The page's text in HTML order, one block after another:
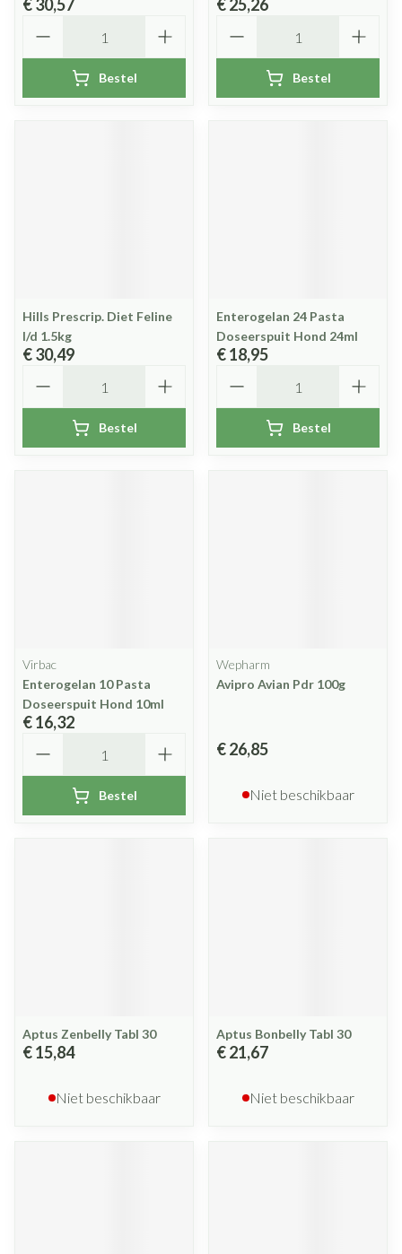
€ 30,57
Bestel
€ 25,26
Bestel
Hills Prescrip. Diet Feline
I/d 1.5kg
€ 30,49
Bestel
Enterogelan 24 Pasta
Doseerspuit Hond 24ml
€ 18,95
Bestel
Virbac
Enterogelan 10 Pasta
Doseerspuit Hond 10ml
€ 16,32
Bestel
Wepharm
Avipro Avian Pdr 100g
€ 26,85
Niet beschikbaar
Aptus Zenbelly Tabl 30
€ 15,84
Niet beschikbaar
Aptus Bonbelly Tabl 30
€ 21,67
Niet beschikbaar